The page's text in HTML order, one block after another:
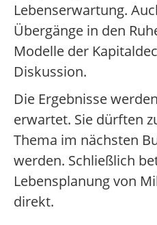
Lebenserwartung.
Übergänge in den
Modelle der
Diskussion.
Die Ergebnisse
erwartet. Sie dürften
Thema im nächsten
werden. Schließlich
Lebensplanung von
direkt.